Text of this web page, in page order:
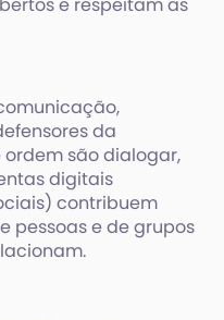
da
são dialogar,
digitais
contribuem
pessoas e de grupos